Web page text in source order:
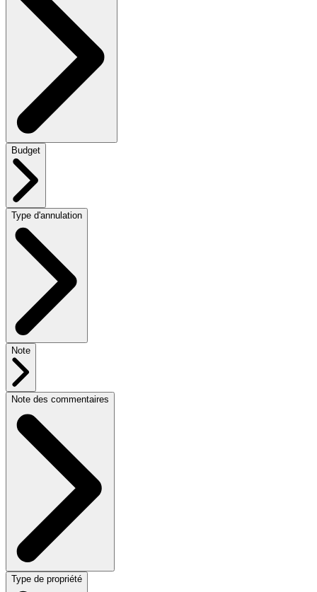
Budget
Type d'annulation
Note
Note des commentaires
Type de propriété